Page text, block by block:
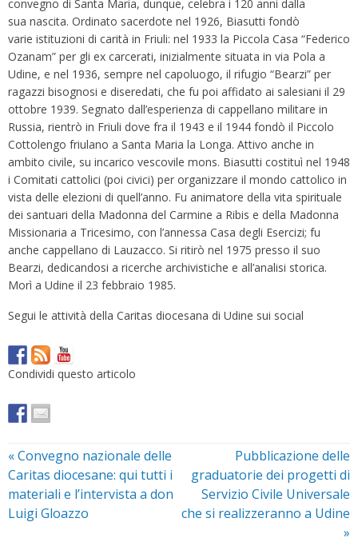
convegno di Santa Maria, dunque, celebra i 120 anni dalla
sua nascita. Ordinato sacerdote nel 1926, Biasutti fondò
varie istituzioni di carità in Friuli: nel 1933 la Piccola Casa “Federico
Ozanam” per gli ex carcerati, inizialmente situata in via Pola a
Udine, e nel 1936, sempre nel capoluogo, il rifugio “Bearzi” per
ragazzi bisognosi e diseredati, che fu poi affidato ai salesiani il 29
ottobre 1939. Segnato dall’esperienza di cappellano militare in
Russia, rientrò in Friuli dove fra il 1943 e il 1944 fondò il Piccolo
Cottolengo friulano a Santa Maria la Longa. Attivo anche in
ambito civile, su incarico vescovile mons. Biasutti costituì nel 1948
i Comitati cattolici (poi civici) per organizzare il mondo cattolico in
vista delle elezioni di quell’anno. Fu animatore della vita spirituale
dei santuari della Madonna del Carmine a Ribis e della Madonna
Missionaria a Tricesimo, con l’annessa Casa degli Esercizi; fu
anche cappellano di Lauzacco. Si ritirò nel 1975 presso il suo
Bearzi, dedicandosi a ricerche archivistiche e all’analisi storica.
Morì a Udine il 23 febbraio 1985.
Segui le attività della Caritas diocesana di Udine sui social
Condividi questo articolo
«Convegno nazionale delle
Caritas diocesane: qui tutti i
materiali e l’intervista a don
Luigi Gloazzo
Pubblicazione delle
graduatorie dei progetti di
Servizio Civile Universale
che si realizzeranno a Udine
»